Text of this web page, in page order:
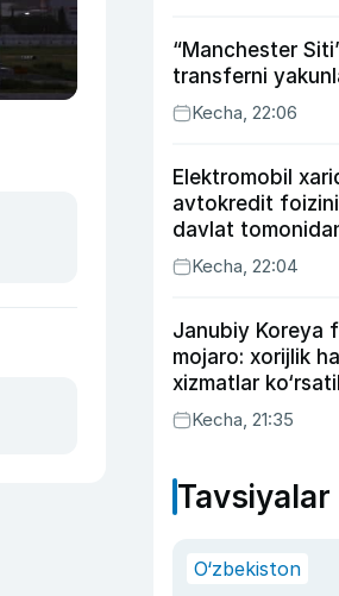
“Manchester
transferni
Kecha, 22:06
Elektromobil
avtokredit
davlat
berilishi mumkin
Kecha, 22:04
Janubiy Koreya
mojaro: xorijlik
xizmatlar
qilindi
Kecha, 21:35
Tavsiyalar
O‘zbekiston